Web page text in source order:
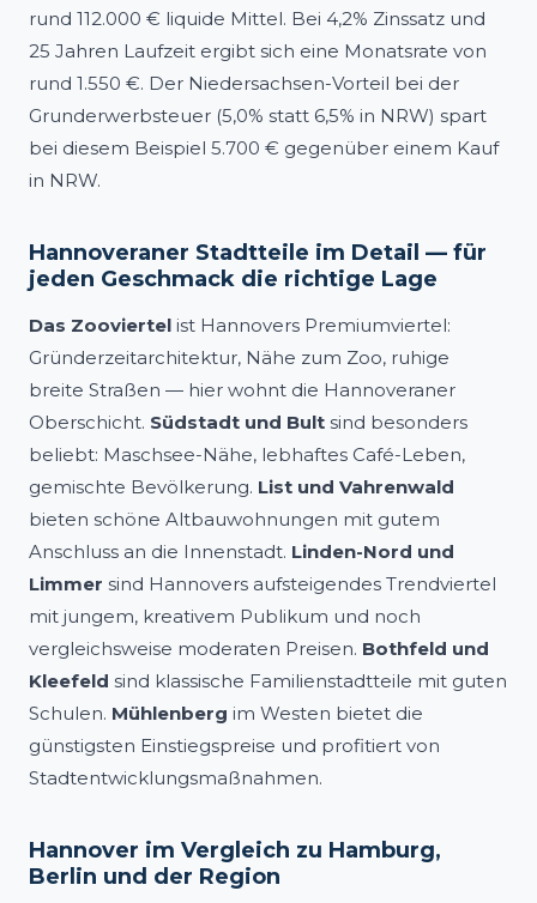
rund 112.000 € liquide Mittel. Bei 4,2% Zinssatz und
25 Jahren Laufzeit ergibt sich eine Monatsrate von
rund 1.550 €. Der Niedersachsen-Vorteil bei der
Grunderwerbsteuer (5,0% statt 6,5% in NRW) spart
bei diesem Beispiel 5.700 € gegenüber einem Kauf
in NRW.
Hannoveraner Stadtteile im Detail — für
jeden Geschmack die richtige Lage
Das Zooviertel ist Hannovers Premiumviertel:
Gründerzeitarchitektur, Nähe zum Zoo, ruhige
breite Straßen — hier wohnt die Hannoveraner
Oberschicht. Südstadt und Bult sind besonders
beliebt: Maschsee-Nähe, lebhaftes Café-Leben,
gemischte Bevölkerung. List und Vahrenwald
bieten schöne Altbauwohnungen mit gutem
Anschluss an die Innenstadt. Linden-Nord und
Limmer sind Hannovers aufsteigendes Trendviertel
mit jungem, kreativem Publikum und noch
vergleichsweise moderaten Preisen. Bothfeld und
Kleefeld sind klassische Familienstadtteile mit guten
Schulen. Mühlenberg im Westen bietet die
günstigsten Einstiegspreise und profitiert von
Stadtentwicklungsmaßnahmen.
Hannover im Vergleich zu Hamburg,
Berlin und der Region